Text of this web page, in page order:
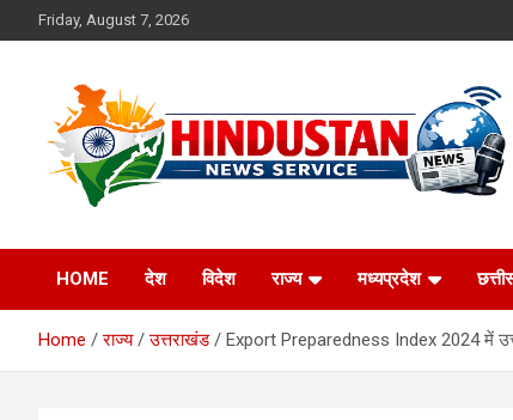
to
Friday, August 7, 2026
Hindustan News
Service
HOME देश विदेश राज्य मध्यप्रदेश
Home राज्य उत्तराखंड Export Preparedness Index 2024 में